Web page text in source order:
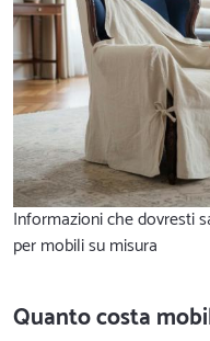
Informazioni che dovresti
per mobili su misura
Quanto costa